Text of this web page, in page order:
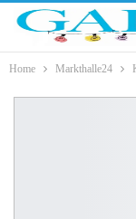
Home Markthalle24